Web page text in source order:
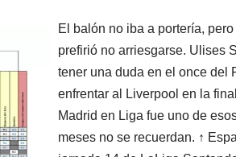
El balón no iba a portería,
prefirió no arriesgarse. Ulises
tener una duda en el once del
enfrentar al Liverpool en la
Madrid en Liga fue uno de
meses no se recuerdan. ↑